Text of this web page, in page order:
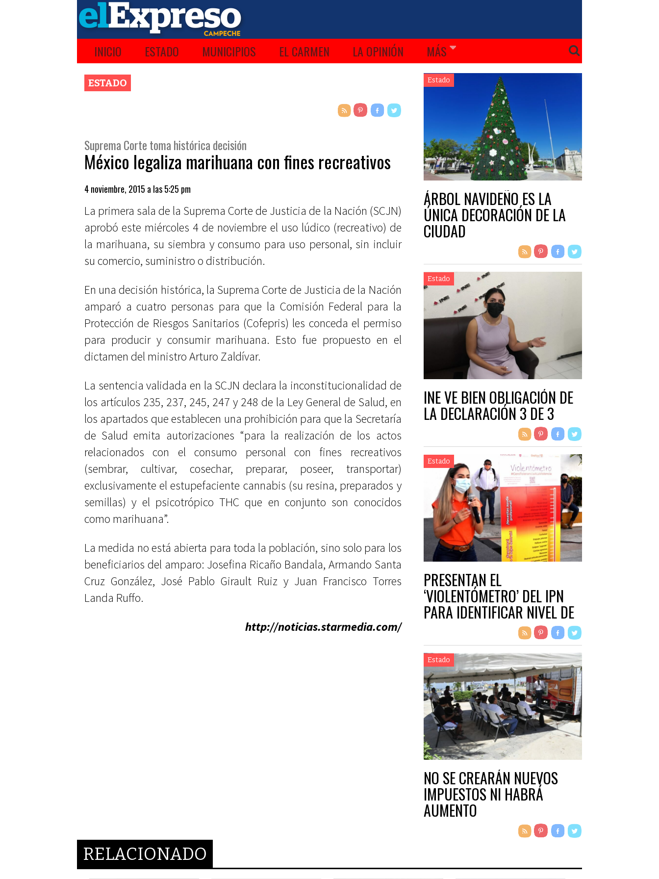
INICIO ESTADO MUNICIPIOS EL CARMEN LA OPINIÓN MÁS
ESTADO
Suprema Corte toma histórica decisión
México legaliza marihuana con fines recreativos
4 noviembre, 2015 a las 5:25 pm
La primera sala de la Suprema Corte de Justicia de la Nación (SCJN)
aprobó este miércoles 4 de noviembre el uso lúdico (recreativo) de
la marihuana, su siembra y consumo para uso personal, sin incluir
su comercio, suministro o distribución.
En una decisión histórica, la Suprema Corte de Justicia de la Nación
amparó a cuatro personas para que la Comisión Federal para la
Protección de Riesgos Sanitarios (Cofepris) les conceda el permiso
para producir y consumir marihuana. Esto fue propuesto en el
dictamen del ministro Arturo Zaldívar.
La sentencia validada en la SCJN declara la inconstitucionalidad de
los artículos 235, 237, 245, 247 y 248 de la Ley General de Salud, en
los apartados que establecen una prohibición para que la Secretaría
de Salud emita autorizaciones “para la realización de los actos
relacionados con el consumo personal con fines recreativos
(sembrar, cultivar, cosechar, preparar, poseer, transportar)
exclusivamente el estupefaciente cannabis (su resina, preparados y
semillas) y el psicotrópico THC que en conjunto son conocidos
como marihuana”.
La medida no está abierta para toda la población, sino solo para los
beneficiarios del amparo: Josefina Ricaño Bandala, Armando Santa
Cruz González, José Pablo Girault Ruiz y Juan Francisco Torres
Landa Ruffo.
http://noticias.starmedia.com/
Estado
ÁRBOL NAVIDEÑO ES LA
ÚNICA DECORACIÓN DE LA
CIUDAD
Estado
INE VE BIEN OBLIGACIÓN DE
LA DECLARACIÓN 3 DE 3
Estado
PRESENTAN EL
‘VIOLENTÓMETRO’ DEL IPN
PARA IDENTIFICAR NIVEL DE
Estado
NO SE CREARÁN NUEVOS
IMPUESTOS NI HABRÁ
AUMENTO
RELACIONADO